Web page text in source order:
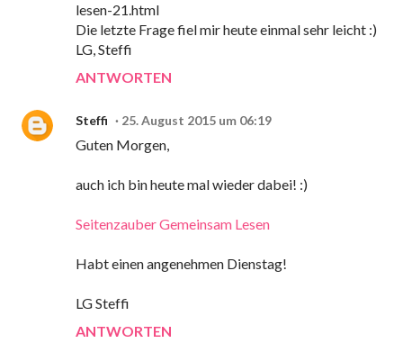
lesen-21.html
Die letzte Frage fiel mir heute einmal sehr leicht :)
LG, Steffi
ANTWORTEN
Steffi 25. August 2015 um 06:19
Guten Morgen,
auch ich bin heute mal wieder dabei! :)
Seitenzauber Gemeinsam Lesen
Habt einen angenehmen Dienstag!
LG Steffi
ANTWORTEN